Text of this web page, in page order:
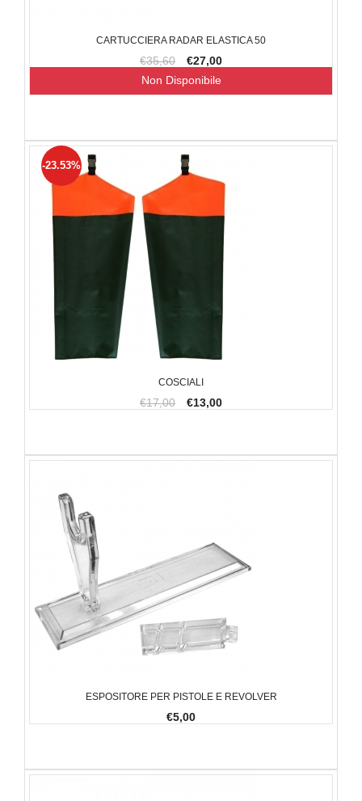
CARTUCCIERA RADAR ELASTICA 50
€35,60 €27,00
Non Disponibile
COSCIALI
€17,00 €13,00
-23.53%
ESPOSITORE PER PISTOLE E REVOLVER
€5,00